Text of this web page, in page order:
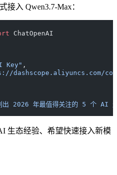
接入 Qwen3.7-Max：
ChatOpenAI
Key" ,
dashscope.aliyuncs.com/
出 2026 年最值得关注的 5 个 AI
生态经验、希望快速接入新模